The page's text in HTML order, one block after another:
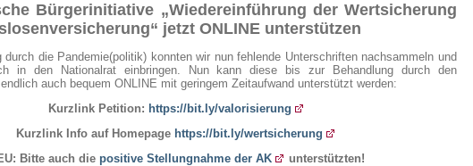
Bürgerinitiative „Wiedereinführung der Wertsicherung
jetzt ONLINE unterstützen
durch die Pandemie(politik) konnten wir nun fehlende Unterschriften nachsammeln und
in den Nationalrat einbringen. Nun kann diese bis zur Behandlung durch den
auch bequem ONLINE mit geringem Zeitaufwand unterstützt werden:
Kurzlink Petition: https://bit.ly/valorisierung
Kurzlink Info auf Homepage https://bit.ly/wertsicherung
Bitte auch die positive Stellungnahme der AK unterstützten!